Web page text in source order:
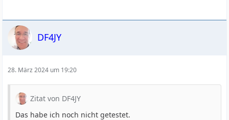
DF4JY
28. März 2024 um 19:20
Zitat von DF4JY
Das habe ich noch nicht getestet.